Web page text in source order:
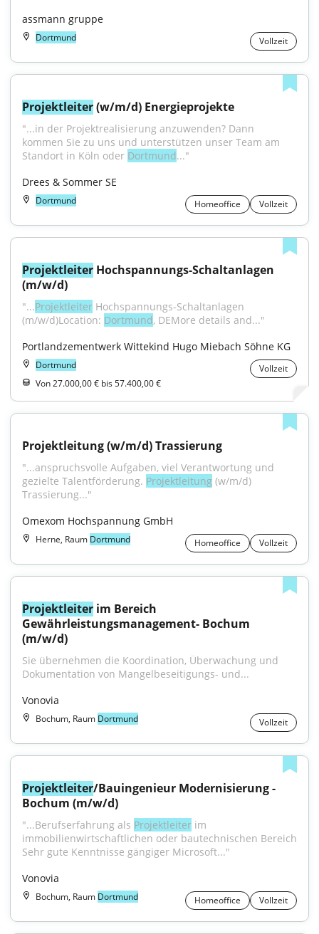
assmann gruppe
Dortmund Vollzeit
Projektleiter (w/m/d) Energieprojekte
"...in der Projektrealisierung anzuwenden? Dann
kommen Sie zu uns und unterstützen unser Team am
Standort in Köln oder Dortmund..."
Drees & Sommer SE
Dortmund Homeoffice Vollzeit
Projektleiter Hochspannungs-Schaltanlagen
(m/w/d)
"...Projektleiter Hochspannungs-Schaltanlagen
(m/w/d)Location: Dortmund, DEMore details and..."
Portlandzementwerk Wittekind Hugo Miebach Söhne KG
Dortmund
Vollzeit
Von 27.000,00 € bis 57.400,00 €
Projektleitung (w/m/d) Trassierung
"...anspruchsvolle Aufgaben, viel Verantwortung und
gezielte Talentförderung. Projektleitung (w/m/d)
Trassierung..."
Omexom Hochspannung GmbH
Herne, Raum Dortmund Homeoffice Vollzeit
Projektleiter im Bereich
Gewährleistungsmanagement- Bochum
(m/w/d)
Sie übernehmen die Koordination, Überwachung und
Dokumentation von Mangelbeseitigungs- und...
Vonovia
Bochum, Raum Dortmund Vollzeit
Projektleiter/Bauingenieur Modernisierung -
Bochum (m/w/d)
"...Berufserfahrung als Projektleiter im
immobilienwirtschaftlichen oder bautechnischen Bereich
Sehr gute Kenntnisse gängiger Microsoft..."
Vonovia
Bochum, Raum Dortmund Homeoffice Vollzeit